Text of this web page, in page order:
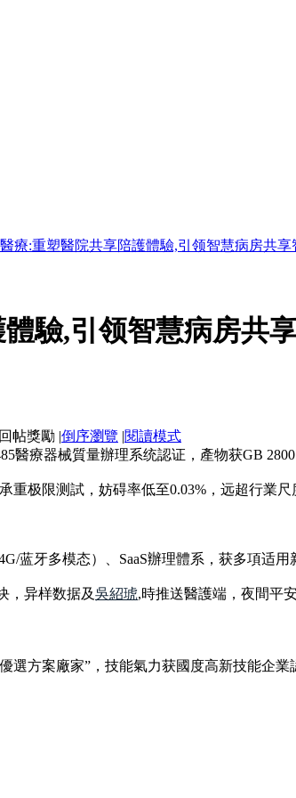
療:重塑醫院共享陪護體驗,引领智慧病房共享
驗,引领智慧病房共
|倒序瀏覽 |閱讀模式
醫療器械質量辦理系统認证，產物获GB
重极限测試，妨碍率低至0.03%，远超行業尺
蓝牙多模态）、SaaS辦理體系，获多項适用
，异样数据及吳紹琥,時推送醫護端，夜間平
選方案廠家”，技能氣力获國度高新技能企業